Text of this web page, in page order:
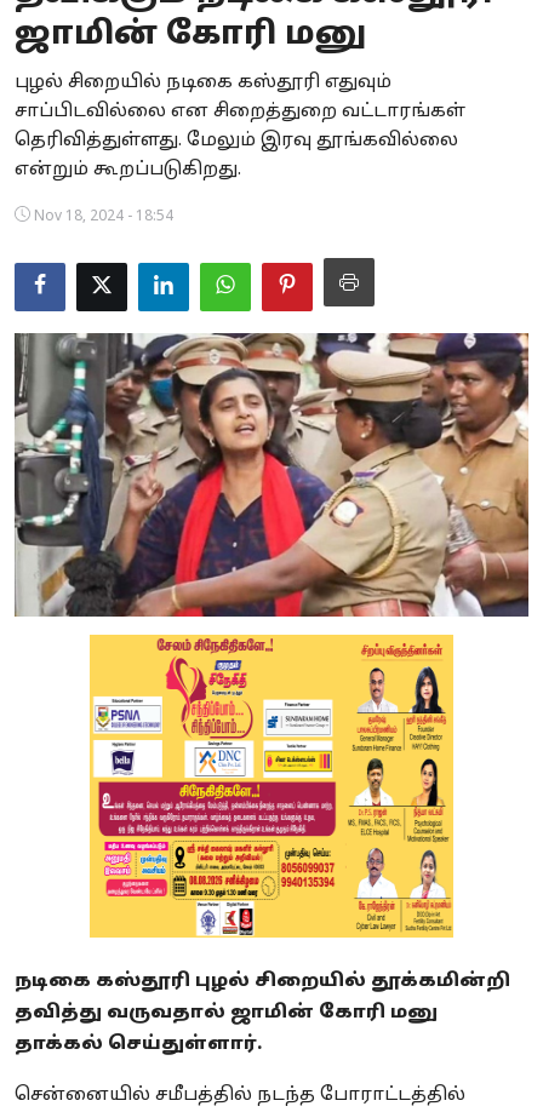
Business
Crime
Tamilnadu
Astrology
Spirituality
Weather
Politics
ஜாமின் கோரி மனு
புழல் சிறையில் நடிகை கஸ்தூரி எதுவும்
சாப்பிடவில்லை என சிறைத்துறை வட்டாரங்கள்
தெரிவித்துள்ளது. மேலும் இரவு தூங்கவில்லை
என்றும் கூறப்படுகிறது.
Nov 18, 2024 - 18:54
நடிகை கஸ்தூரி புழல் சிறையில் தூக்கமின்றி
தவித்து வருவதால் ஜாமின் கோரி மனு
தாக்கல் செய்துள்ளார்.
சென்னையில் சமீபத்தில் நடந்த போராட்டத்தில்